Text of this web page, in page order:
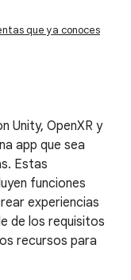
que ya conoces
Unity, OpenXR y
app que sea
Estas
funciones
experiencias
de los requisitos
recursos para